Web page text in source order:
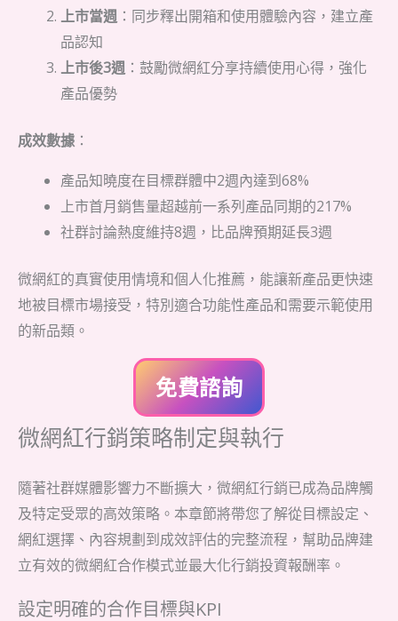
上市當週 ：同步釋出開箱和使用體驗內容，建立產
品認知
上市後3週 ：鼓勵微網紅分享持續使用心得，強化
產品優勢
成效數據 ：
產品知曉度在目標群體中2週內達到68%
上市首月銷售量超越前一系列產品同期的217%
社群討論熱度維持8週，比品牌預期延長3週
微網紅的真實使用情境和個人化推薦，能讓新產品更快速
地被目標市場接受，特別適合功能性產品和需要示範使用
的新品類。
免費諮詢
微網紅行銷策略制定與執行
隨著社群媒體影響力不斷擴大，微網紅行銷已成為品牌觸
及特定受眾的高效策略。本章節將帶您了解從目標設定、
網紅選擇、內容規劃到成效評估的完整流程，幫助品牌建
立有效的微網紅合作模式並最大化行銷投資報酬率。
設定明確的合作目標與KPI